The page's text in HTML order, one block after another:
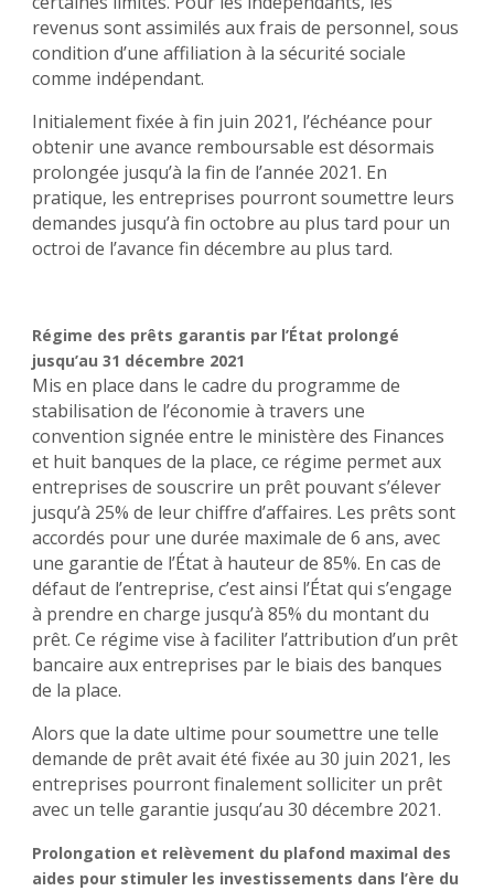
revenus sont assimilés aux frais de personnel, sous
condition d’une affiliation à la sécurité sociale
comme indépendant.
Initialement fixée à fin juin 2021, l’échéance pour
obtenir une avance remboursable est désormais
prolongée jusqu’à la fin de l’année 2021. En
pratique, les entreprises pourront soumettre leurs
demandes jusqu’à fin octobre au plus tard pour un
octroi de l’avance fin décembre au plus tard.
Régime des prêts garantis par l’État prolongé
jusqu’au 31 décembre 2021
Mis en place dans le cadre du programme de
stabilisation de l’économie à travers une
convention signée entre le ministère des Finances
et huit banques de la place, ce régime permet aux
entreprises de souscrire un prêt pouvant s’élever
jusqu’à 25% de leur chiffre d’affaires. Les prêts sont
accordés pour une durée maximale de 6 ans, avec
une garantie de l’État à hauteur de 85%. En cas de
défaut de l’entreprise, c’est ainsi l’État qui s’engage
à prendre en charge jusqu’à 85% du montant du
prêt. Ce régime vise à faciliter l’attribution d’un prêt
bancaire aux entreprises par le biais des banques
de la place.
Alors que la date ultime pour soumettre une telle
demande de prêt avait été fixée au 30 juin 2021, les
entreprises pourront finalement solliciter un prêt
avec un telle garantie jusqu’au 30 décembre 2021.
Prolongation et relèvement du plafond maximal des
aides pour stimuler les investissements dans l’ère du